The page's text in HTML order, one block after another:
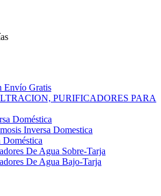
Envío Gratis
PURIFICADORES PARA
Doméstica
Inversa Domestica
De Agua Sobre-Tarja
De Agua Bajo-Tarja